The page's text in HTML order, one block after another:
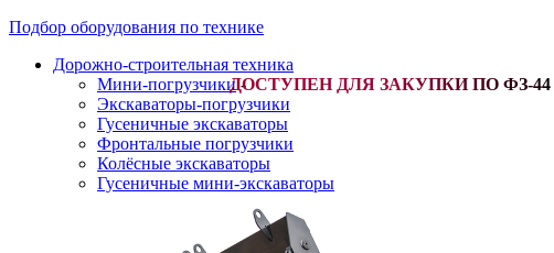
Подбор оборудования по технике
Дорожно-строительная техника
Мини-погрузчики-
Экскаваторы-погрузчики
Гусеничные экскаваторы
Фронтальные погрузчики
Колёсные экскаваторы
Гусеничные мини-экскаваторы